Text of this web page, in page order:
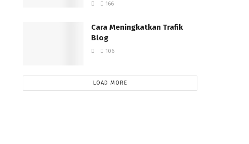
166
Cara Meningkatkan Trafik
Blog
106
LOAD MORE